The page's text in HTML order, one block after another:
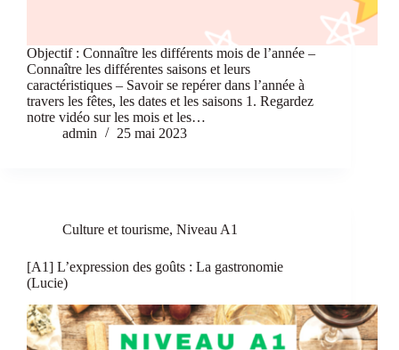
Objectif : Connaître les différents mois de l’année –
Connaître les différentes saisons et leurs
caractéristiques – Savoir se repérer dans l’année à
travers les fêtes, les dates et les saisons 1. Regardez
notre vidéo sur les mois et les…
admin
25 mai 2023
Culture et tourisme, Niveau A1
[A1] L’expression des goûts : La gastronomie
(Lucie)